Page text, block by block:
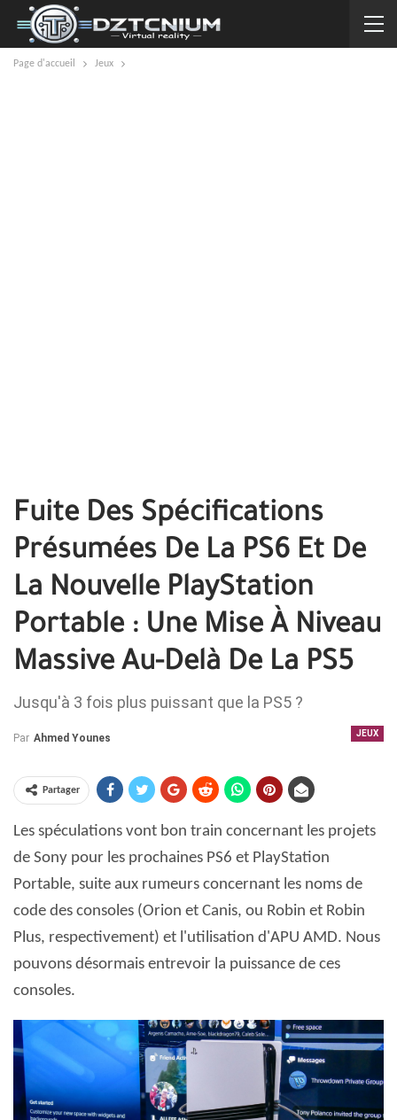
Page d'accueil Jeux
Fuite Des Spécifications
Présumées De La PS6 Et De
La Nouvelle PlayStation
Portable : Une Mise À Niveau
Massive Au-Delà De La PS5
Jusqu'à 3 fois plus puissant que la PS5 ?
JEUX
Par Ahmed Younes
Partager
Les spéculations vont bon train concernant les projets
de Sony pour les prochaines PS6 et PlayStation
Portable, suite aux rumeurs concernant les noms de
code des consoles (Orion et Canis, ou Robin et Robin
Plus, respectivement) et l'utilisation d'APU AMD. Nous
pouvons désormais entrevoir la puissance de ces
consoles.